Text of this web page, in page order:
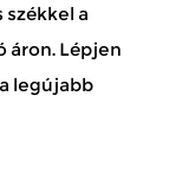
a
áron. Lépjen
legújabb